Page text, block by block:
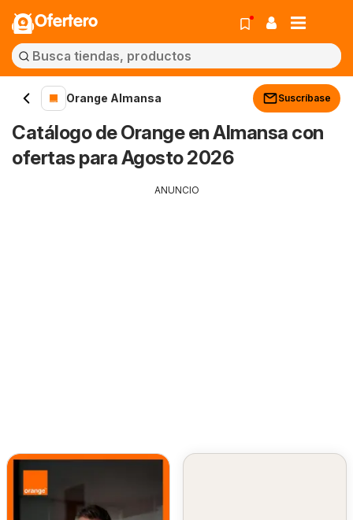
Ofertero
Orange Almansa Suscríbase
Catálogo de Orange en Almansa con
ofertas para Agosto 2026
ANUNCIO